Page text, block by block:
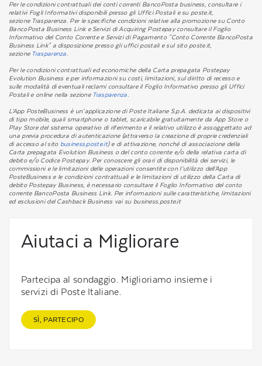
Per le condizioni contrattuali dei conti correnti BancoPosta business, consultare i
relativi Fogli Informativi disponibili presso gli Uffici Postali e su poste.it,
sezione Trasparenza. Per le specifiche condizioni relative alla promozione su Conto
BancoPosta Business Link e Servizi di Acquiring Postepay consultare il Foglio
Informativo del Conto Corrente e Servizi di Pagamento "Conto Corrente BancoPosta
Business Link" a disposizione presso gli uffici postali e sul sito poste.it,
sezione Trasparenza.
Per le condizioni contrattuali ed economiche della Carta prepagata Postepay
Evolution Business e per informazioni su costi, limitazioni, sul diritto di recesso e
sulle modalità di eventuali reclami consultare il Foglio Informativo presso gli Uffici
Postali e online nella sezione Trasparenza.
L’App PosteBusiness è un’applicazione di Poste Italiane S.p.A. dedicata ai dispositivi
di tipo mobile, quali smartphone o tablet, scaricabile gratuitamente da App Store o
Play Store del sistema operativo di riferimento e il relativo utilizzo è assoggettato ad
una previa procedura di autenticazione (attraverso la creazione di proprie credenziali
di accesso al sito business.poste.it) e di attivazione, nonché di associazione della
Carta prepagata Evolution Business o del conto corrente e/o della relativa carta di
debito e/o Codice Postepay. Per conoscere gli orari di disponibilità dei servizi, le
commissioni e le limitazioni delle operazioni consentite con l’utilizzo dell’App
PosteBusiness e le condizioni contrattuali e le limitazioni di utilizzo della Carta di
debito Postepay Business, è necessario consultare il Foglio Informativo del conto
corrente BancoPosta Business Link. Per informazioni sulle caratteristiche, limitazioni
ed esclusioni del Cashback Business vai su business.poste.it
Aiutaci a Migliorare
Partecipa al sondaggio. Miglioriamo insieme i
servizi di Poste Italiane.
SÌ, PARTECIPO